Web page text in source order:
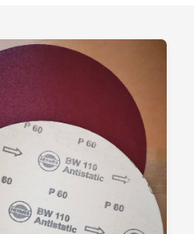
Frezky do